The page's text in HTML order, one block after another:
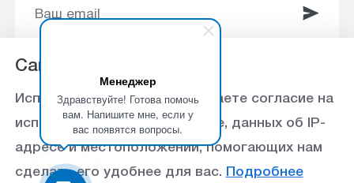
Менеджер
Здравствуйте! Готова помочь
вам. Напишите мне, если у
вас появятся вопросы.
© 2003-2025 Интернет-магазин ООО
«Стройоптторг» р/с 40702810360000102415 в
Ставропольское отделение №5230 ПАО Сбербанк,
БИК 040702615
Сайт использует Cookie
Используя данный сайт, вы даете согласие на
использование файлов cookie, данных об IP-
адресе и местоположении, помогающих нам
сделать его удобнее для вас. Подробнее